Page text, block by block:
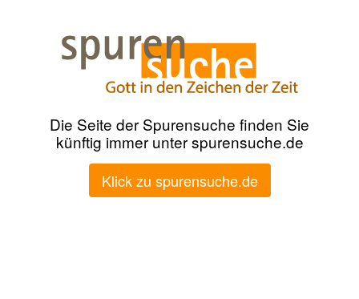
Die Seite der Spurensuche finden Sie
künftig immer unter spurensuche.de
Klick zu spurensuche.de